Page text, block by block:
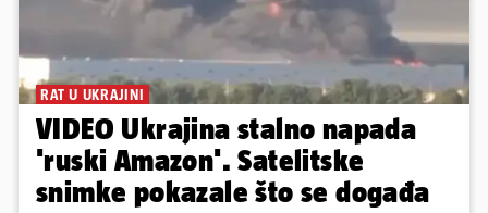
RAT U UKRAJINI
VIDEO Ukrajina stalno napada
'ruski Amazon'. Satelitske
snimke pokazale što se događa